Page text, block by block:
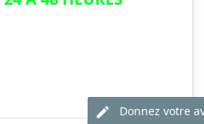
Donnez votre